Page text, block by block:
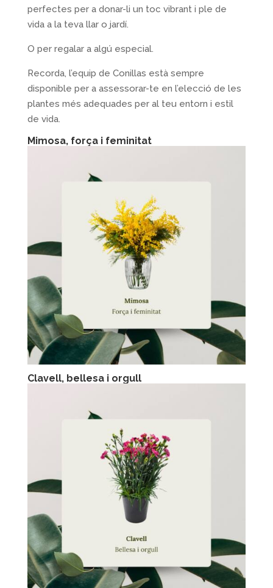
perfectes per a donar-li un toc vibrant i ple de
vida a la teva llar o jardí.
O per regalar a algú especial.
Recorda, l’equip de Conillas està sempre
disponible per a assessorar-te en l’elecció de les
plantes més adequades per al teu entorn i estil
de vida.
Mimosa, força i feminitat
Clavell, bellesa i orgull